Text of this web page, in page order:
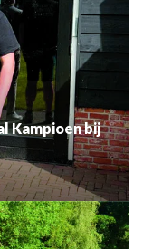
Kampioen bij